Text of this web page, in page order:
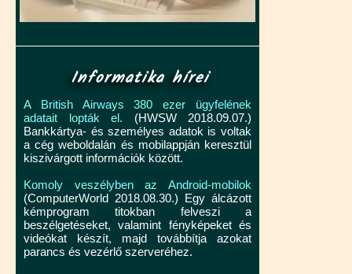
Informatika hírei
A British Airways 380 ezer ügyfelének
adatait lopták el. (HWSW 2018.09.07.)
Bankkártya- és személyes adatok is voltak
a cég weboldalán és mobilappján keresztül
kiszivárgott információk között.
Komoly veszélyben az Android-mobilok
(ComputerWorld 2018.08.30.) Egy álcázott
kémprogram titokban felveszi a
beszélgetéseket, valamint fényképeket és
videókat készít, majd továbbítja azokat
parancs és vezérlő szerveréhez.